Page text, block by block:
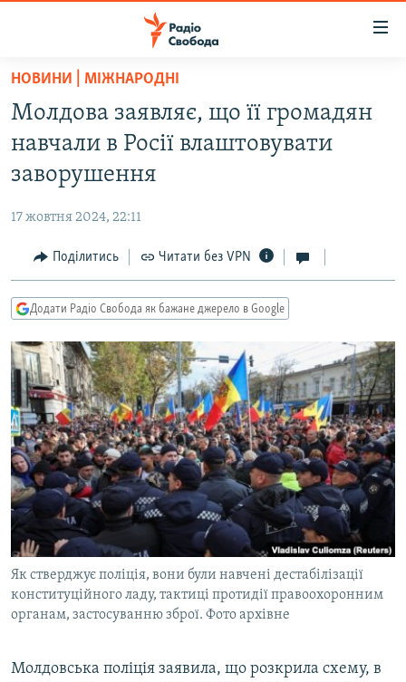
Перейти
основного
матеріалу
до
основної
Перейти
до
пошуку
ВСЕ ЗА ДОБУ
СУСПІЛЬСТВО
УКРАЇНА
СВІТ
РОСІЙСЬКА «ФІЛЬТРАЦІЯ»
ДОНБАС.РЕАЛІЇ
ТИ ЯК?
СХЕМИ
КИТАЙ.ВИКЛИКИ
МУЛЬТИМЕДІА
ФОТО
СПЕЦПРОЄКТИ
ПОДКАСТИ
КРИМ РЕАЛІЇ
РУС
УКР
КТАТ
НОВИНИ | МІЖНАРОДНІ
Молдова заявляє, що її громадян
навчали в Росії влаштовувати
заворушення
17 жовтня 2024, 22:11
Поділитись Читати без VPN
Додати Радіо Свобода як бажане джерело в Google
Як стверджує поліція, вони були навчені дестабілізації
конституційного ладу, тактиці протидії правоохоронним
органам, застосуванню зброї. Фото архівне
Молдовська поліція заявила, що розкрила схему, в